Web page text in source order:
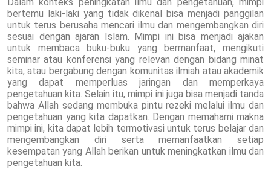
bertemu laki-laki yang tidak dikenal bisa menjadi panggilan
untuk terus berusaha mencari ilmu dan mengembangkan diri
sesuai dengan ajaran Islam. Mimpi ini bisa menjadi ajakan
untuk membaca buku-buku yang bermanfaat, mengikuti
seminar atau konferensi yang relevan dengan bidang minat
kita, atau bergabung dengan komunitas ilmiah atau akademik
yang dapat memperluas jaringan dan memperkaya
pengetahuan kita. Selain itu, mimpi ini juga bisa menjadi tanda
bahwa Allah sedang membuka pintu rezeki melalui ilmu dan
pengetahuan yang kita dapatkan. Dengan memahami makna
mimpi ini, kita dapat lebih termotivasi untuk terus belajar dan
mengembangkan diri serta memanfaatkan setiap
kesempatan yang Allah berikan untuk meningkatkan ilmu dan
pengetahuan kita.